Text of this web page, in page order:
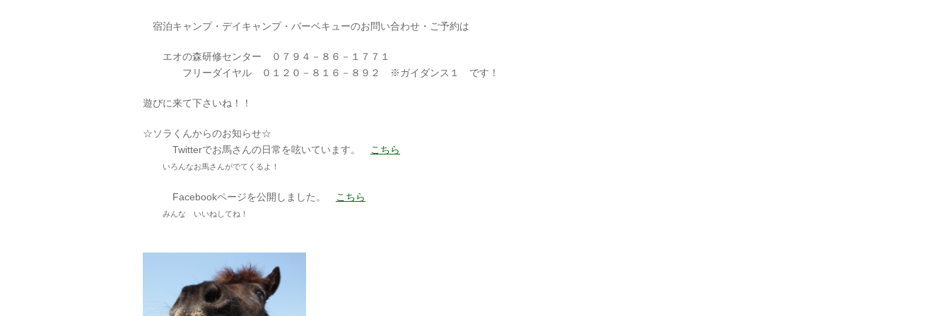
宿泊キャンプ・デイキャンプ・バーベキューのお問い合わせ・ご予約は
エオの森研修センター ０７９４－８６－１７７１
フリーダイヤル ０１２０－８１６－８９２ ※ガイダンス１ です！
遊びに来て下さいね！！
☆ソラくんからのお知らせ☆
Twitterでお馬さんの日常を呟いています。
こちら
いろんなお馬さんがでてくるよ！
Facebookページを公開しました。 こちら
みんな いいねしてね！